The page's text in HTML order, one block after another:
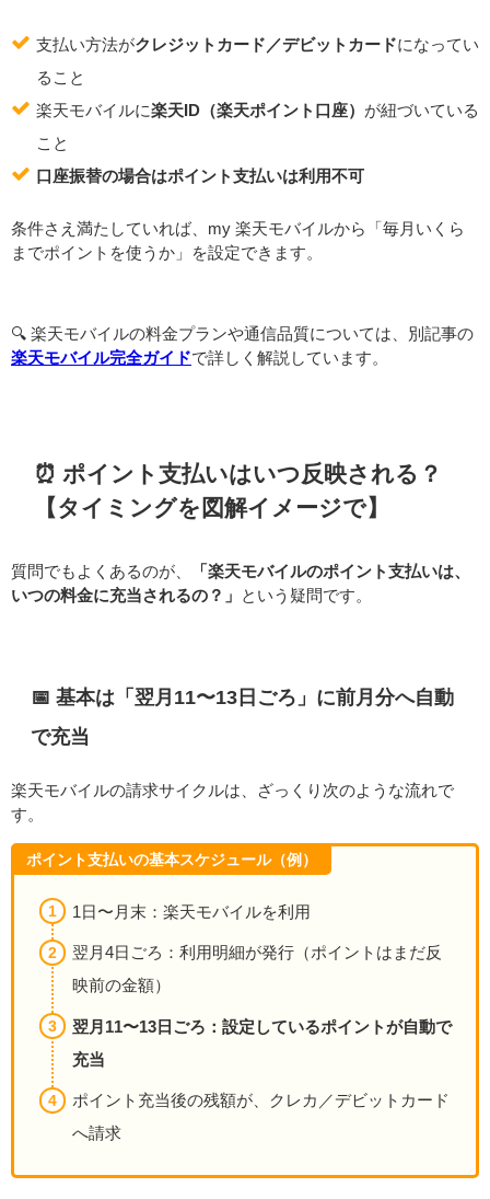
支払い方法がクレジットカード／デビットカードになってい
ること
楽天モバイルに楽天ID（楽天ポイント口座） が紐づいている
こと
口座振替の場合はポイント支払いは利用不可
条件さえ満たしていれば、my 楽天モバイルから「毎月いくら
までポイントを使うか」を設定できます。
🔍️ 楽天モバイルの料金プランや通信品質については、別記事の
楽天モバイル完全ガイドで詳しく解説しています。
⏰ ポイント支払いはいつ反映される？
【タイミングを図解イメージで】
質問でもよくあるのが、
「楽天モバイルのポイント支払いは、
いつの料金に充当されるの？」
という疑問です。
📅 基本は「翌月11〜13日ごろ」に前月分へ自動
で充当
楽天モバイルの請求サイクルは、ざっくり次のような流れで
す。
ポイント支払いの基本スケジュール（例）
1日〜月末：楽天モバイルを利用
翌月4日ごろ：利用明細が発行（ポイントはまだ反
映前の金額）
翌月11〜13日ごろ：設定しているポイントが自動で
充当
ポイント充当後の残額が、クレカ／デビットカード
へ請求